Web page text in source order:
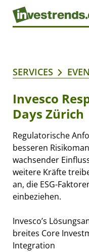
SERVICES
Invesco
Days Zürich
Regulatorische
besseren
wachsender
weitere Kräfte
an, die ESG-
einbeziehen.
Invesco’s
breites Core
Integration